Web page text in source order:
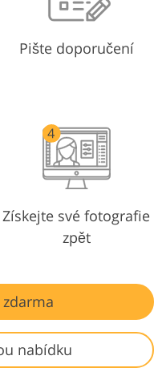
Pište doporučení
Získejte své fotografie
zpět
nabídku